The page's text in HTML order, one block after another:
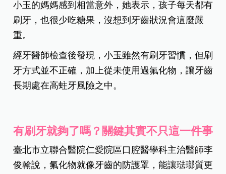
小玉的媽媽感到相當意外，她表示，孩子每天都有
刷牙，也很少吃糖果，沒想到牙齒狀況會這麼嚴
重。
經牙醫師檢查後發現，小玉雖然有刷牙習慣，但刷
牙方式並不正確，加上從未使用過氟化物，讓牙齒
長期處在高蛀牙風險之中。
有刷牙就夠了嗎？關鍵其實不只這一件事
臺北市立聯合醫院仁愛院區口腔醫學科主治醫師李
俊翰說，氟化物就像牙齒的防護罩，能讓琺瑯質更